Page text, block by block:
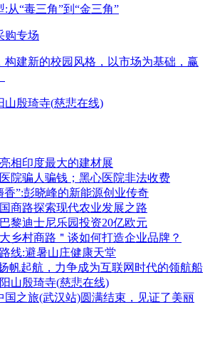
从“毒三角”到“金三角”
购专场
构建新的校园风格，以市场为基础，赢
山殷琦寺(慈悲在线)
相印度最大的建材展
院骗人骗钱；黑心医院非法收费
香”:彭晓峰的新能源创业传奇
商路探索现代农业发展之路
黎迪士尼乐园投资20亿欧元
乡村商路＂谈如何打造企业品牌？
线:避暑山庄健康天堂
帆起航，力争成为互联网时代的领航船
山殷琦寺(慈悲在线)
国之旅(武汉站)圆满结束，见证了美丽